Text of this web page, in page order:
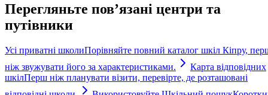
Перегляньте пов’язані центри та
путівники
Усі приватні школиПорівняйте повний каталог шкіл Кіпру,
ніж звужувати його за характеристиками.
Карта відповідних
шкілПерш ніж планувати візити, перевірте, де розташовані